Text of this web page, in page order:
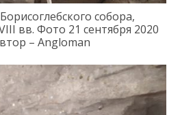
собора,
вв. Фото 21 сентября 2020
– Angloman